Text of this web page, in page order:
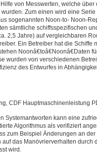
von Messwerten, welche
Zum einen wird eine
sogenannten Noon-to- Noon-
sämtliche schiffsspezifischen
2,5 Jahre) auf vergleichbaren
Ein Betreiber hat die Schiffe
Noonâ€toâ€Noonâ€Daten
wurden von verschiedenen
des Entwurfes in
CDF Hauptmaschinenleistung
Systemantworten kann eine
Algorithmus als verifiziert
zum Beispiel Änderungen an
das Manövrierverhalten durch
wird.